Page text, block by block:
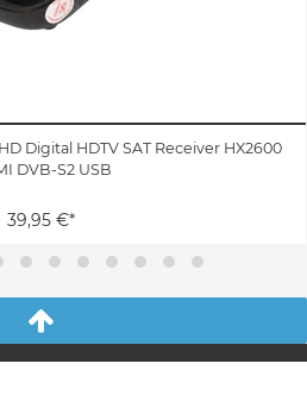
Digital HDTV SAT Receiver HX2600
DVB-S2 USB
39,95 €*